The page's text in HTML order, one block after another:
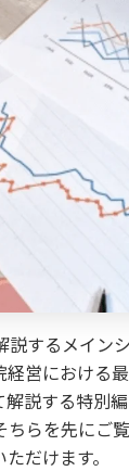
するメイン
営における
説する特別編
らを先にご
だけます。